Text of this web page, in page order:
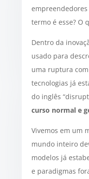
empreendedores
termo é esse? O
Dentro da
usado para
uma ruptura
tecnologias já
do inglês
curso normal e
Vivemos em um
mundo inteiro
modelos já
e paradigmas